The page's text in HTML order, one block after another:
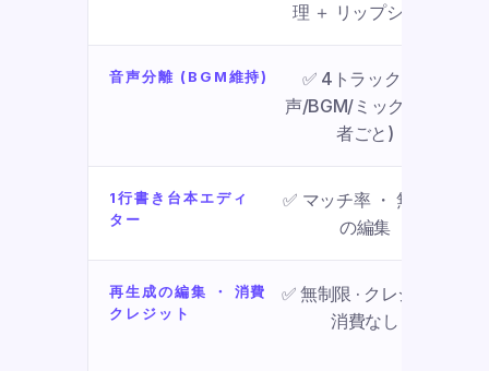
理 ＋ リップシンク
音声分離 (BGM維持)
✅ 4トラック (音
声/BGM/ミックス/話
者ごと)
1行書き台本エディ
ター
✅ マッチ率 ・ 無制限
の編集
再生成の編集 ・ 消費
クレジット
✅ 無制限 · クレジット
消費なし